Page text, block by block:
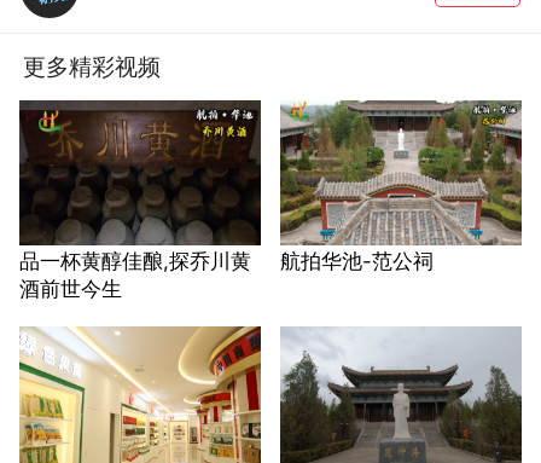
更多精彩视频
品一杯黄醇佳酿,探乔川黄
酒前世今生
航拍华池-范公祠